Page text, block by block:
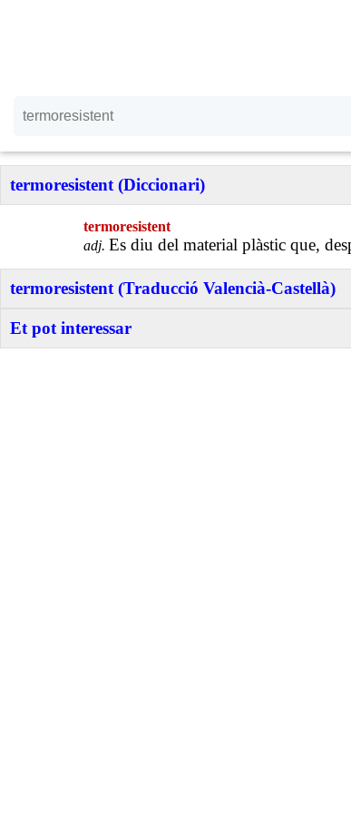
termoresistent (Diccionari)
termoresistent
adj. Es diu del material plàstic que,
termoresistent (Traducció Valencià-Castellà)
Et pot interessar